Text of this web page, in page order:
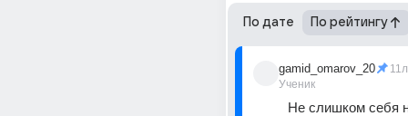
По дате По рейтингу
gamid_omarov_20
Ученик
Не слишком себя